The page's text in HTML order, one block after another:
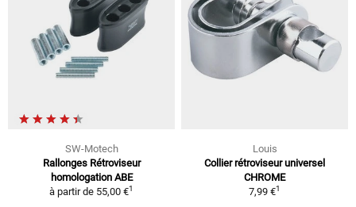
SW-Motech
Rallonges Rétroviseur
homologation ABE
à partir de 55,00 €1
Louis
Collier rétroviseur universel
CHROME
7,99 €1